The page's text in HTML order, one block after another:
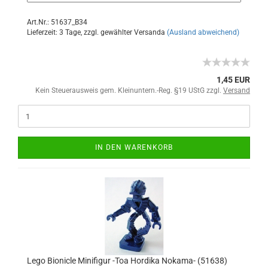
Art.Nr.: 51637_B34
Lieferzeit: 3 Tage, zzgl. gewählter Versanda (Ausland abweichend)
1,45 EUR
Kein Steuerausweis gem. Kleinuntern.-Reg. §19 UStG zzgl. Versand
IN DEN WARENKORB
Lego Bionicle Minifigur -Toa Hordika Nokama- (51638)